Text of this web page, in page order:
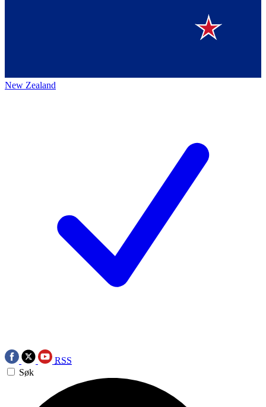
New Zealand
RSS
Søk